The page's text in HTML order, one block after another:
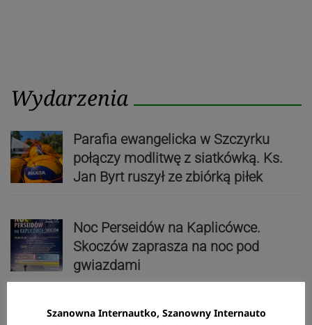
Wydarzenia
Parafia ewangelicka w Szczyrku
połączy modlitwę z siatkówką. Ks.
Jan Byrt ruszył ze zbiórką piłek
Noc Perseidów na Kaplicówce.
Skoczów zaprasza na noc pod
gwiazdami
Wakacyjny szturm po dowody. W
Szanowna Internautko, Szanowny Internauto